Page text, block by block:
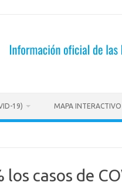
19) MAPA INTERACTIVO
casos de